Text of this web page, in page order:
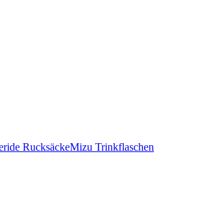
RucksäckeMizu Trinkflaschen